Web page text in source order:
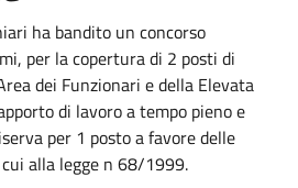
ha bandito un concorso
per la copertura di 2 posti di
dei Funzionari e della Elevata
di lavoro a tempo pieno e
per 1 posto a favore delle
alla legge n 68/1999.